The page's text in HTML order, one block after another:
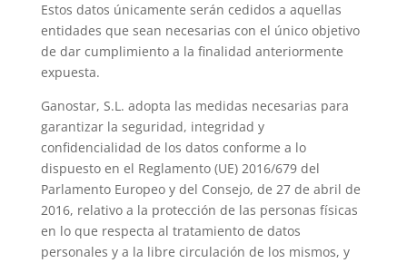
Estos datos únicamente serán cedidos a aquellas
entidades que sean necesarias con el único objetivo
de dar cumplimiento a la finalidad anteriormente
expuesta.
Ganostar, S.L. adopta las medidas necesarias para
garantizar la seguridad, integridad y
confidencialidad de los datos conforme a lo
dispuesto en el Reglamento (UE) 2016/679 del
Parlamento Europeo y del Consejo, de 27 de abril de
2016, relativo a la protección de las personas físicas
en lo que respecta al tratamiento de datos
personales y a la libre circulación de los mismos, y